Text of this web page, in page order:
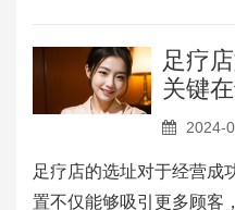
足疗
关键
2024-
足疗店的选址对于经营成
置不仅能够吸引更多顾客